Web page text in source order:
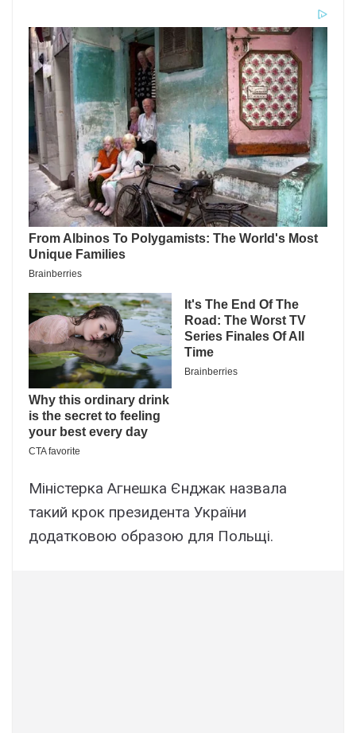
Міністерка Агнешка Єнджак назвала
такий крок президента України
додатковою образою для Польщі.